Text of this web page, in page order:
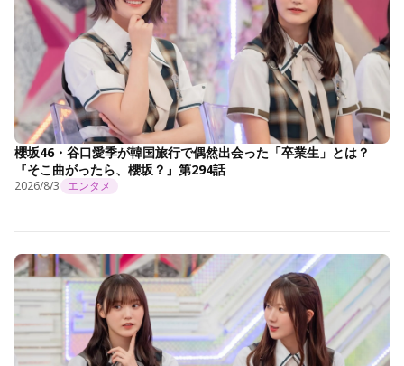
櫻坂46・谷口愛季が韓国旅行で偶然出会った「卒業生」とは？
『そこ曲がったら、櫻坂？』第294話
2026/8/3 エンタメ